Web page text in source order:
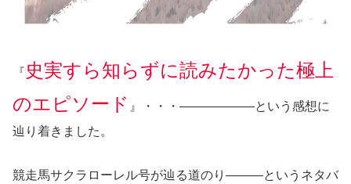
『 史実すら知らずに読みたかった極上
のエピソード 』・・・——————という感想に
辿り着きました。
競走馬サクラローレル号が辿る道のり———というネタバ